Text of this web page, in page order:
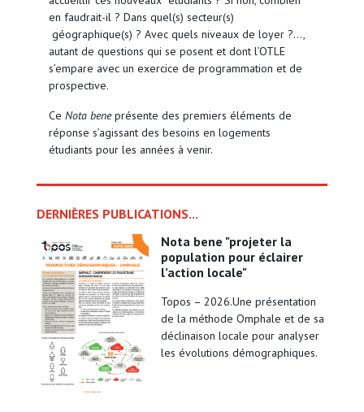
en faudrait-il ? Dans quel(s) secteur(s)
géographique(s) ? Avec quels niveaux de loyer ?…,
autant de questions qui se posent et dont l’OTLE
s’empare avec un exercice de programmation et de
prospective.
Ce Nota beneprésente des premiers éléments de
réponse s’agissant des besoins en logements
étudiants pour les années à venir.
DERNIÈRES PUBLICATIONS...
nota bene "projeter la
population pour éclairer
l’action locale"
Topos – 2026.Une présentation
de la méthode Omphale et de sa
déclinaison locale pour analyser
les évolutions démographiques.